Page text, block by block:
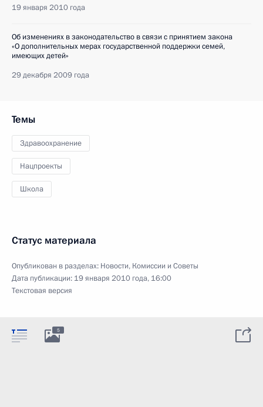
19 января 2010 года
Об изменениях в законодательство в связи с принятием закона
«О дополнительных мерах государственной поддержки семей,
имеющих детей»
29 декабря 2009 года
Темы
Здравоохранение
Нацпроекты
Школа
Статус материала
Опубликован в разделах: Новости, Комиссии и Советы
Дата публикации: 19 января 2010 года, 16:00
Текстовая версия
5